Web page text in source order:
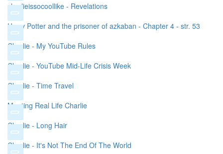
charlieissocoollike - Revelations
Harry Potter and the prisoner of azkaban - Chapter 4 - str. 53
Charlie - My YouTube Rules
Charlie - YouTube Mid-Life Crisis Week
Charlie - Time Travel
Meeting Real Life Charlie
Charlie - Long Hair
Charlie - It's Not The End Of The World